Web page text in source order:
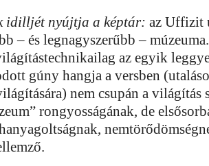
idilljét nyújtja a képtár: az Uffizit
– és legnagyszerűbb –
az egyik
gúny hangja a versben
nem csupán a világítás
rongyosságának, de